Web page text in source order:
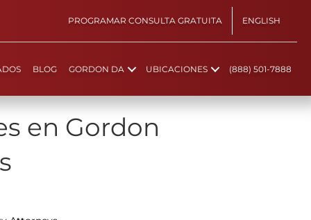
PROGRAMAR CONSULTA GRATUITA ENGLISH
BLOG GORDON DA UBICACIONES (888) 501-7888
en Gordon